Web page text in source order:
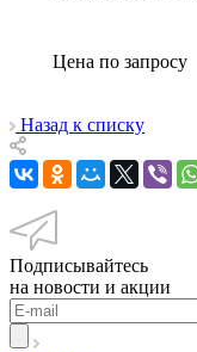
Цена по запросу
Назад к списку
Подписывайтесь
на новости и акции